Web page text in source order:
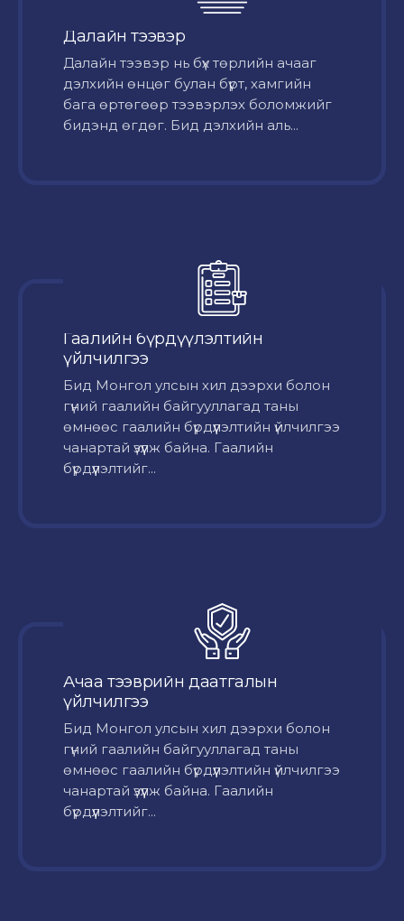
Далайн тээвэр
Далайн тээвэр нь бүх төрлийн ачааг
дэлхийн өнцөг булан бүрт, хамгийн
бага өртөгөөр тээвэрлэх боломжийг
бидэнд өгдөг. Бид дэлхийн аль...
Гаалийн бүрдүүлэлтийн
үйлчилгээ
Бид Монгол улсын хил дээрхи болон
гүний гаалийн байгууллагад таны
өмнөөс гаалийн бүрдүүлэлтийн үйлчилгээ
чанартай үзүүлж байна. Гаалийн
бүрдүүлэлтийг...
Ачаа тээврийн даатгалын
үйлчилгээ
Бид Монгол улсын хил дээрхи болон
гүний гаалийн байгууллагад таны
өмнөөс гаалийн бүрдүүлэлтийн үйлчилгээ
чанартай үзүүлж байна. Гаалийн
бүрдүүлэлтийг...